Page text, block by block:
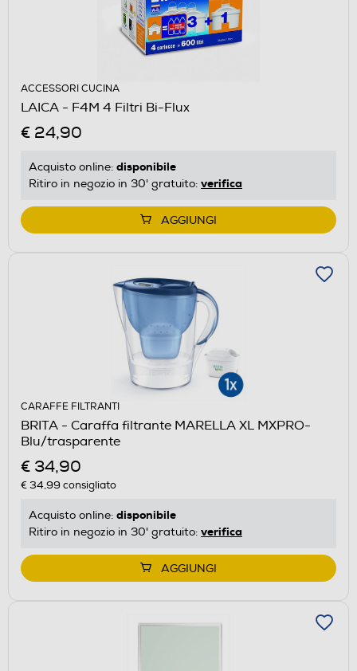
ACCESSORI CUCINA
LAICA - F4M 4 Filtri Bi-Flux
€ 24,90
Acquisto online: disponibile
Ritiro in negozio in 30' gratuito: verifica
AGGIUNGI
CARAFFE FILTRANTI
BRITA - Caraffa filtrante MARELLA XL MXPRO-
Blu/trasparente
€ 34,90
€ 34,99 consigliato
Acquisto online: disponibile
Ritiro in negozio in 30' gratuito: verifica
AGGIUNGI